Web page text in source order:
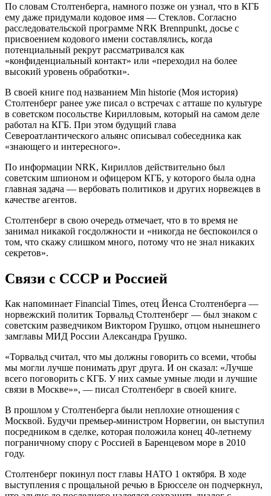
По словам Столтенберга, намного позже он узнал, что в КГБ
ему даже придумали кодовое имя — Стеклов. Согласно
расследовательской программе NRK Brennpunkt, досье с
присвоением кодового имени составлялись, когда
потенциальный рекрут рассматривался как
«конфиденциальный контакт» или «переходил на более
высокий уровень обработки».
В своей книге под названием Min historie (Моя история)
Столтенберг ранее уже писал о встречах с атташе по культуре
в советском посольстве Кирилловым, который на самом деле
работал на КГБ. При этом будущий глава
Североатлантического альянс описывал собеседника как
«знающего и интересного».
По информации NRK, Кириллов действительно был
советским шпионом и офицером КГБ, у которого была одна
главная задача — вербовать политиков и других норвежцев в
качестве агентов.
Столтенберг в свою очередь отмечает, что в то время не
занимал никакой госдолжности и «никогда не беспокоился о
том, что скажу слишком много, потому что не знал никаких
секретов».
Связи с СССР и Россией
Как напоминает Financial Times, отец Йенса Столтенберга —
норвежский политик Торвальд Столтенберг — был знаком с
советским разведчиком Виктором Грушко, отцом нынешнего
замглавы МИД России Александра Грушко.
«Торвальд считал, что мы должны говорить со всеми, чтобы
мы могли лучше понимать друг друга. И он сказал: «Лучше
всего поговорить с КГБ. У них самые умные люди и лучшие
связи в Москве»», — писал Столтенберг в своей книге.
В прошлом у Столтенберга были неплохие отношения с
Москвой. Будучи премьер-министром Норвегии, он выступил
посредником в сделке, которая положила конец 40-летнему
пограничному спору с Россией в Баренцевом море в 2010
году.
Столтенберг покинул пост главы НАТО 1 октября. В ходе
выступления с прощальной речью в Брюсселе он подчеркнул,